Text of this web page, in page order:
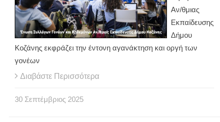
Αν/θμιας
Εκπαίδευσης
Δήμου
Κοζάνης εκφράζει την έντονη αγανάκτηση και οργή των
γονέων
Διαβάστε Περισσότερα
30 Σεπτέμβριος 2025